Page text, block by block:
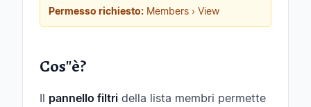
Permesso richiesto: Members › View
Cos''è?
Il pannello filtri della lista membri permette